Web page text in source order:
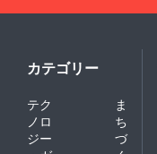
カテゴリー
テク
ノロ
ジー
ま
ち
づ